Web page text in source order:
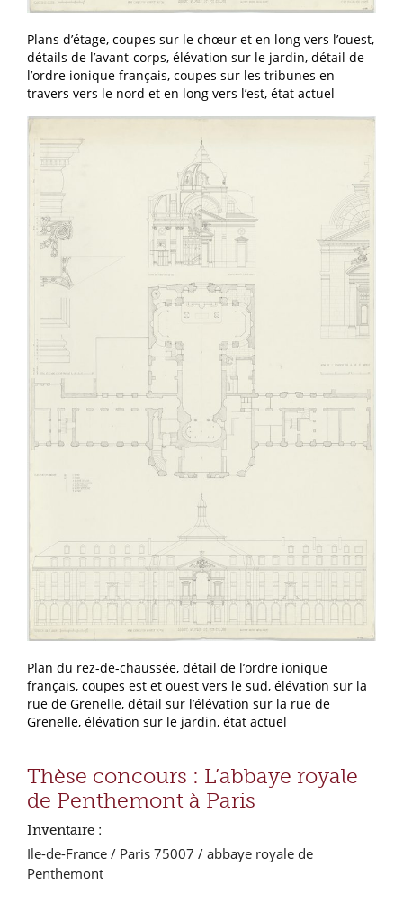
Plans d’étage, coupes sur le chœur et en long vers l’ouest,
détails de l’avant-corps, élévation sur le jardin, détail de
l’ordre ionique français, coupes sur les tribunes en
travers vers le nord et en long vers l’est, état actuel
Plan du rez-de-chaussée, détail de l’ordre ionique
français, coupes est et ouest vers le sud, élévation sur la
rue de Grenelle, détail sur l’élévation sur la rue de
Grenelle, élévation sur le jardin, état actuel
Thèse concours : L’abbaye royale
de Penthemont à Paris
Inventaire :
Ile-de-France / Paris 75007 / abbaye royale de
Penthemont